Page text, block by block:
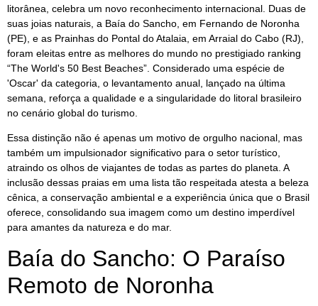
litorânea, celebra um novo reconhecimento internacional. Duas de
suas joias naturais, a Baía do Sancho, em Fernando de Noronha
(PE), e as Prainhas do Pontal do Atalaia, em Arraial do Cabo (RJ),
foram eleitas entre as melhores do mundo no prestigiado ranking
“The World's 50 Best Beaches”. Considerado uma espécie de
'Oscar' da categoria, o levantamento anual, lançado na última
semana, reforça a qualidade e a singularidade do litoral brasileiro
no cenário global do turismo.
Essa distinção não é apenas um motivo de orgulho nacional, mas
também um impulsionador significativo para o setor turístico,
atraindo os olhos de viajantes de todas as partes do planeta. A
inclusão dessas praias em uma lista tão respeitada atesta a beleza
cênica, a conservação ambiental e a experiência única que o Brasil
oferece, consolidando sua imagem como um destino imperdível
para amantes da natureza e do mar.
Baía do Sancho: O Paraíso
Remoto de Noronha